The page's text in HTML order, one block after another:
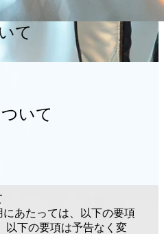
て
いて
あたっては、以下の要項
以下の要項は予告なく変